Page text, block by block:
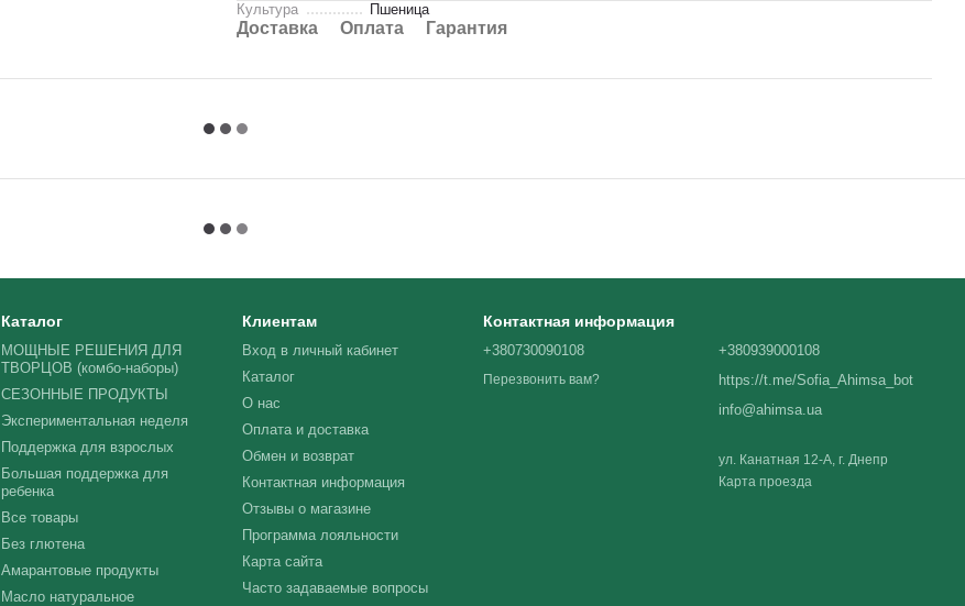
Культура Пшеница
Доставка Оплата Гарантия
Каталог
МОЩНЫЕ РЕШЕНИЯ ДЛЯ
ТВОРЦОВ (комбо-наборы)
СЕЗОННЫЕ ПРОДУКТЫ
Экспериментальная неделя
Поддержка для взрослых
Большая поддержка для
ребенка
Все товары
Без глютена
Амарантовые продукты
Масло натуральное
Клиентам
Вход в личный кабинет
Каталог
О нас
Оплата и доставка
Обмен и возврат
Контактная информация
Отзывы о магазине
Программа лояльности
Карта сайта
Часто задаваемые вопросы
Контактная информация
+380730090108
Перезвонить вам?
+380939000108
https://t.me/Sofia_Ahimsa_bot
info@ahimsa.ua
ул. Канатная 12-А, г. Днепр
Карта проезда